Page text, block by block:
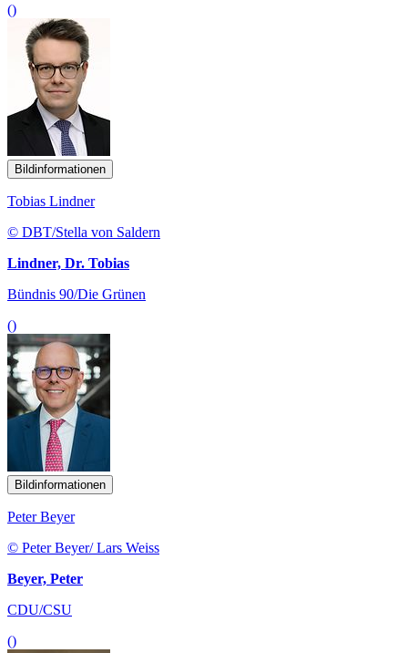
()
Bildinformationen
Tobias Lindner
© DBT/Stella von Saldern
Lindner, Dr. Tobias
Bündnis 90/Die Grünen
()
Bildinformationen
Peter Beyer
© Peter Beyer/ Lars Weiss
Beyer, Peter
CDU/CSU
()